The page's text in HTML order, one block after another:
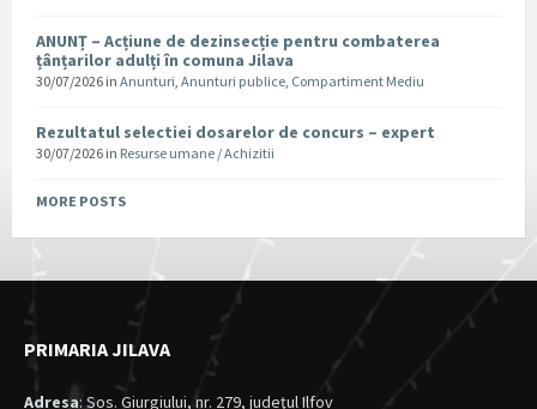
ANUNȚ – Acțiune de dezinsecție pentru combaterea
țânțarilor adulți în comuna Jilava
30/07/2026 in Anunturi, Anunturi publice, Compartiment Mediu
Rezultatul selectiei dosarelor de concurs – expert
30/07/2026 in Resurse umane / Achizitii
MORE POSTS
PRIMARIA JILAVA
Adresa: Sos. Giurgiului, nr. 279, judeţul Ilfov